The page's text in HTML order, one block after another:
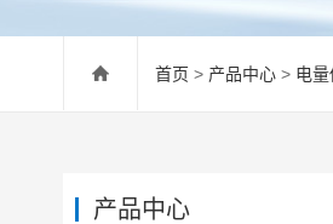
首页 > 产品中心 > 电
产品中心